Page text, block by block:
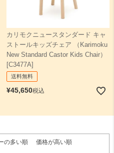
カリモクニュースタンダード キャ
ストールキッズチェア （Karimoku
New Standard Castor Kids Chair）
[C3477A]
送料無料
¥45,650税込
の多い順 価格が高い順